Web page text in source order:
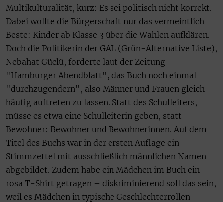
Multikulturalität, kurz: Es sei politisch nicht korrekt.
Dabei wollte die Bürgerschaft nur das vermeintlich
Beste: Kinder ab Klasse 3 über die Wahlen aufklären.
Doch die Politikerin der GAL (Grün-Alternative Liste),
Nebahat Güclü, forderte laut der Zeitung
"Hamburger Abendblatt", das Buch noch einmal
"durchzugendern", also Männer und Frauen gleich
häufig auftreten zu lassen. Statt des Schulleiters,
müsse es etwa eine Schulleiterin geben, statt
Bewohner: Bewohner und Bewohnerinnen. Auf dem
Titel des Buchs war in der ersten Auflage ein
Stimmzettel mit ausschließlich männlichen Namen
abgebildet. Zudem habe ein Mädchen im Buch ein
rosa T-Shirt getragen – diskriminierend soll das sein,
weil es Mädchen in typische Geschlechterrollen